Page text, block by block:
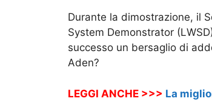
Durante la dimostrazione, il
System Demonstrator
successo un bersaglio di
Aden?
LEGGI ANCHE >>> La